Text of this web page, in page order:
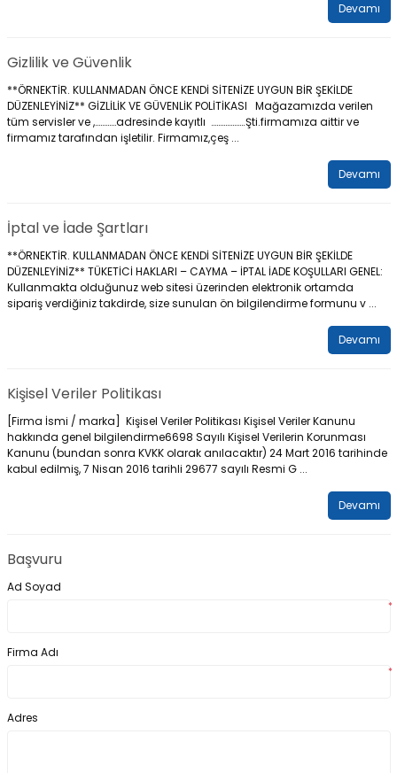
Devamı
Gizlilik ve Güvenlik
**ÖRNEKTİR. KULLANMADAN ÖNCE KENDİ SİTENİZE UYGUN BİR ŞEKİLDE
DÜZENLEYİNİZ** GİZLİLİK VE GÜVENLİK POLİTİKASI Mağazamızda verilen
tüm servisler ve ,…………adresinde kayıtlı ……………….Şti.firmamıza aittir ve
firmamız tarafından işletilir. Firmamız,çeş ...
Devamı
İptal ve İade Şartları
**ÖRNEKTİR. KULLANMADAN ÖNCE KENDİ SİTENİZE UYGUN BİR ŞEKİLDE
DÜZENLEYİNİZ** TÜKETİCİ HAKLARI – CAYMA – İPTAL İADE KOŞULLARI GENEL:
Kullanmakta olduğunuz web sitesi üzerinden elektronik ortamda
sipariş verdiğiniz takdirde, size sunulan ön bilgilendirme formunu v ...
Devamı
Kişisel Veriler Politikası
[Firma İsmi / marka] Kişisel Veriler Politikası Kişisel Veriler Kanunu
hakkında genel bilgilendirme6698 Sayılı Kişisel Verilerin Korunması
Kanunu (bundan sonra KVKK olarak anılacaktır) 24 Mart 2016 tarihinde
kabul edilmiş, 7 Nisan 2016 tarihli 29677 sayılı Resmi G ...
Devamı
Başvuru
Ad Soyad
*
Firma Adı
*
Adres